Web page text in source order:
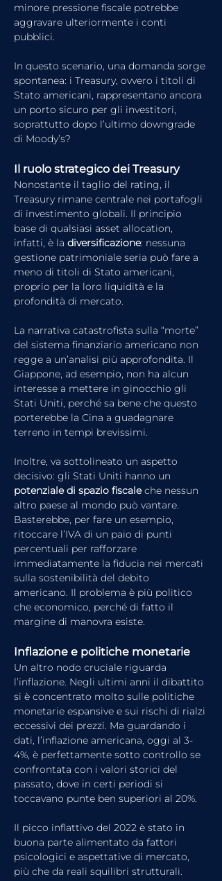
minore pressione fiscale potrebbe
aggravare ulteriormente i conti
pubblici.
In questo scenario, una domanda sorge
spontanea: i Treasury, ovvero i titoli di
Stato americani, rappresentano ancora
un porto sicuro per gli investitori,
soprattutto dopo l’ultimo downgrade
di Moody’s?
Il ruolo strategico dei Treasury
Nonostante il taglio del rating, il
Treasury rimane centrale nei portafogli
di investimento globali. Il principio
base di qualsiasi asset allocation,
infatti, è la diversificazione: nessuna
gestione patrimoniale seria può fare a
meno di titoli di Stato americani,
proprio per la loro liquidità e la
profondità di mercato.
La narrativa catastrofista sulla “morte”
del sistema finanziario americano non
regge a un’analisi più approfondita. Il
Giappone, ad esempio, non ha alcun
interesse a mettere in ginocchio gli
Stati Uniti, perché sa bene che questo
porterebbe la Cina a guadagnare
terreno in tempi brevissimi.
Inoltre, va sottolineato un aspetto
decisivo: gli Stati Uniti hanno un
potenziale di spazio fiscale che nessun
altro paese al mondo può vantare.
Basterebbe, per fare un esempio,
ritoccare l’IVA di un paio di punti
percentuali per rafforzare
immediatamente la fiducia nei mercati
sulla sostenibilità del debito
americano. Il problema è più politico
che economico, perché di fatto il
margine di manovra esiste.
Inflazione e politiche monetarie
Un altro nodo cruciale riguarda
l’inflazione. Negli ultimi anni il dibattito
si è concentrato molto sulle politiche
monetarie espansive e sui rischi di rialzi
eccessivi dei prezzi. Ma guardando i
dati, l’inflazione americana, oggi al 3-
4%, è perfettamente sotto controllo se
confrontata con i valori storici del
passato, dove in certi periodi si
toccavano punte ben superiori al 20%.
Il picco inflattivo del 2022 è stato in
buona parte alimentato da fattori
psicologici e aspettative di mercato,
più che da reali squilibri strutturali.